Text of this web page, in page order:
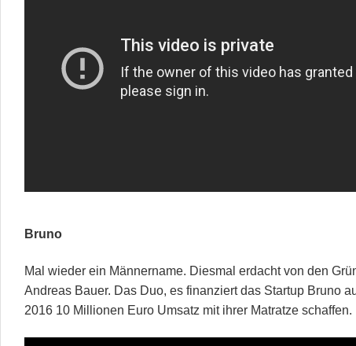
Bruno
Mal wieder ein Männername. Diesmal erdacht von den
Andreas Bauer. Das Duo, es finanziert das Startup Bruno
2016 10 Millionen Euro Umsatz mit ihrer Matratze schaffen.